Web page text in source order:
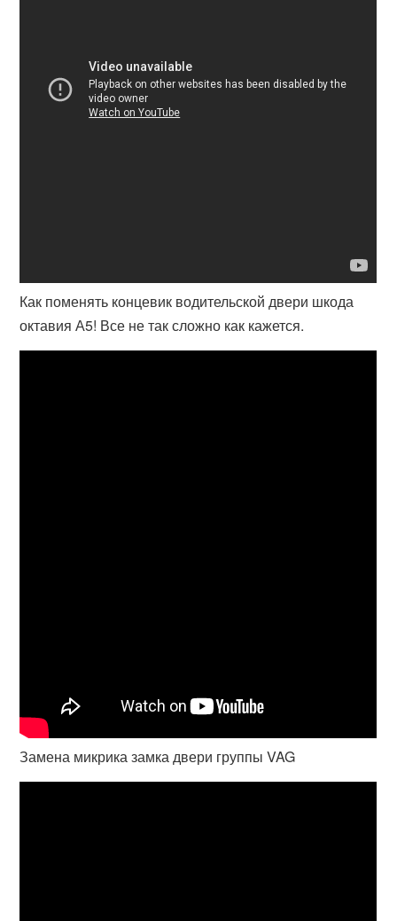
Как поменять концевик водительской двери шкода
октавия А5! Все не так сложно как кажется.
Замена микрика замка двери группы VAG